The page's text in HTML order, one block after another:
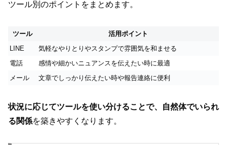
ツール別のポイントをまとめます。
ツール
活用ポイント
LINE
気軽なやりとりやスタンプで雰囲気を和ませる
電話
感情や細かいニュアンスを伝えたい時に最適
メール
文章でしっかり伝えたい時や報告連絡に便利
状況に応じてツールを使い分けることで、自然体でいられ
る関係を築きやすくなります。